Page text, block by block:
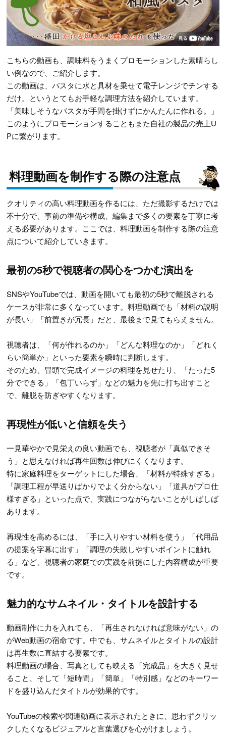
こちらの動画も、調味料をうまくプロモーションした素晴らし
い例なので、ご紹介します。
この動画は、パスタに水と具材を乗せて電子レンジでチンする
だけ。というとてもお手軽な調理方法を紹介しています。
「美味しそうなパスタが手間を掛けずにかんたんに作れる。」
このようにプロモーションすることもまた自社の製品の売上U
Pに繋がります。
料理動画を制作する際の注意点
クオリティの高い料理動画を作るには、ただ撮影するだけでは
不十分で、事前の準備や構成、編集まで多くの要素を丁寧に考
える必要があります。ここでは、料理動画を制作する際の注意
点について紹介していきます。
最初の5秒で視聴者の関心をつかむ演出を
SNSやYouTubeでは、動画を開いても最初の5秒で離脱される
ケースが非常に多くなっています。料理動画でも「材料の説明
が長い」「前置きが冗長」だと、最後まで見てもらえません。
視聴者は、「何が作れるのか」「どんな料理なのか」「どれく
らい簡単か」といった要素を瞬時に判断します。
そのため、冒頭で完成イメージの料理を見せたり、「たった5
分でできる」「包丁いらず」などの魅力を先に打ち出すこと
で、離脱を防ぎやすくなります。
再現性が低いと信頼を失う
一見華やかで見栄えの良い動画でも、視聴者が「真似できそ
う」と思えなければ再生回数は伸びにくくなります。
特に家庭料理をターゲットにした場合、「材料が特殊すぎる」
「調理工程が早送りばかりでよく分からない」「道具がプロ仕
様すぎる」といった点で、実践につながらないことがしばしば
あります。
再現性を高めるには、「手に入りやすい材料を使う」「代用品
の提案を字幕に出す」「調理の失敗しやすいポイントに触れ
る」など、視聴者の家庭での実践を前提にした内容構成が重要
です。
魅力的なサムネイル・タイトルを設計する
動画制作に力を入れても、「再生されなければ意味がない」の
がWeb動画の宿命です。中でも、サムネイルとタイトルの設計
は再生数に直結する要素です。
料理動画の場合、写真としても映える「完成品」を大きく見せ
ること、そして「短時間」「簡単」「特別感」などのキーワー
ドを盛り込んだタイトルが効果的です。
YouTubeの検索や関連動画に表示されたときに、思わずクリッ
クしたくなるビジュアルと言葉選びを心がけましょう。